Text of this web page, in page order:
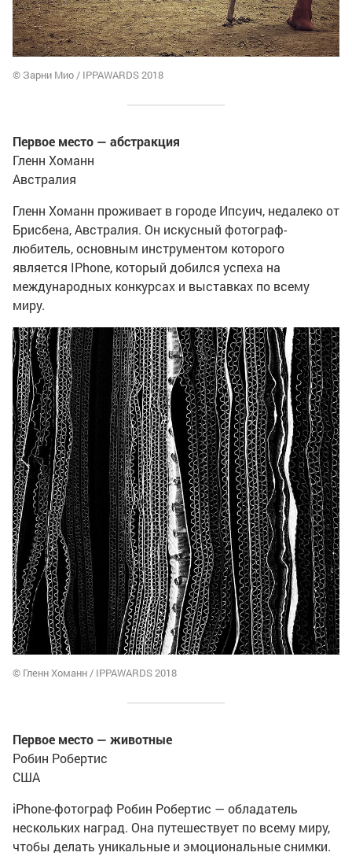
© Зарни Мио / IPPAWARDS 2018
Первое место — абстракция
Гленн Хоманн
Австралия
Гленн Хоманн проживает в городе Ипсуич, недалеко от
Брисбена, Австралия. Он искусный фотограф-
любитель, основным инструментом которого
является IPhone, который добился успеха на
международных конкурсах и выставках по всему
миру.
© Гленн Хоманн / IPPAWARDS 2018
Первое место — животные
Робин Робертис
США
iPhone-фотограф Робин Робертис — обладатель
нескольких наград. Она путешествует по всему миру,
чтобы делать уникальные и эмоциональные снимки.